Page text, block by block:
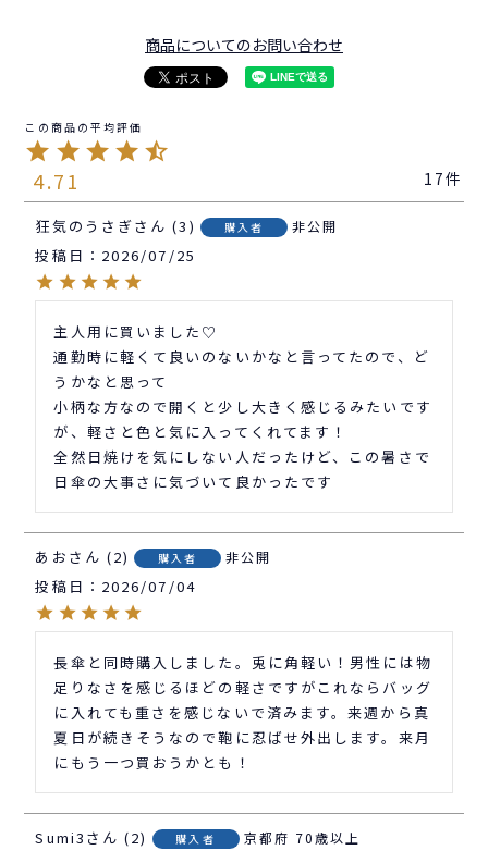
商品についてのお問い合わせ
4.71 17
狂気のうさぎ 3 購入者 非公開
投稿日 2026/07/25
主人用に買いました♡
通勤時に軽くて良いのないかなと言ってたので、ど
うかなと思って
小柄な方なので開くと少し大きく感じるみたいです
が、軽さと色と気に入ってくれてます！
全然日焼けを気にしない人だったけど、この暑さで
日傘の大事さに気づいて良かったです
あお 2 購入者 非公開
投稿日 2026/07/04
長傘と同時購入しました。兎に角軽い！男性には物
足りなさを感じるほどの軽さですがこれならバッグ
に入れても重さを感じないで済みます。来週から真
夏日が続きそうなので鞄に忍ばせ外出します。来月
にもう一つ買おうかとも！
Sumi3 2 購入者 京都府 70歳以上